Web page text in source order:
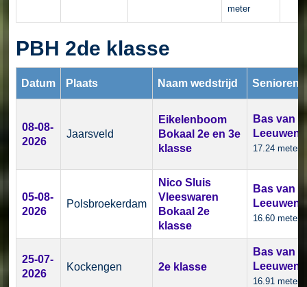
meter
PBH 2de klasse
Datum Plaats Naam wedstrijd Senioren
08-08-
2026
Jaarsveld
Eikelenboom
Bokaal 2e en 3e
klasse
Bas van
Leeuwen
17.24 meter
05-08-
2026
Polsbroekerdam
Nico Sluis
Vleeswaren
Bokaal 2e
klasse
Bas van
Leeuwen
16.60 meter
25-07-
2026
Kockengen 2e klasse
Bas van
Leeuwen
16.91 meter